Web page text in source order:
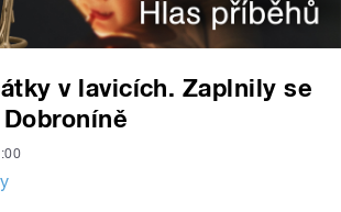
v lavicích. Zaplnily se